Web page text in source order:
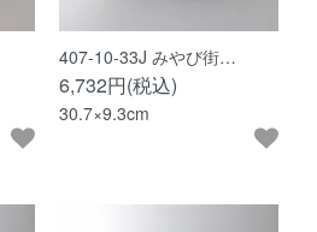
407-10-33J みやび街…
6,732円(税込)
30.7×9.3cm